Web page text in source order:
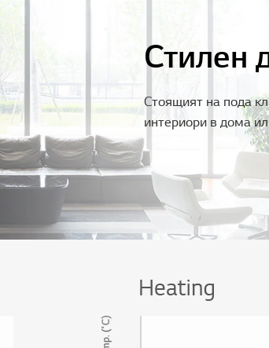
Стилен
Стоящият на пода
интериори в дома